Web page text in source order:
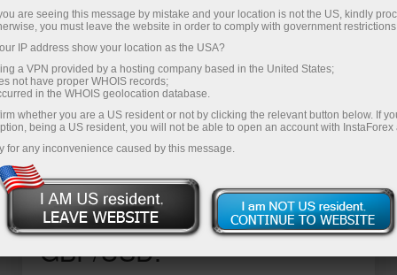
Cách giao dịch cặp tiền tệ GBP/USD
vào ngày 12 tháng 5? Mẹo đơn giản và
phân tích giao dịch cho người mới bắt
đầu
Phân tích các giao dịch ngày thứ
Hai:
BIỂU ĐỒ 1 GIỜ CẶP
GBP/USD:
are seeing this message by mistake and your location is not the US, kindly
you must leave the website in order to comply with government
IP address show your location as the USA?
a VPN provided by a hosting company based in the United States;
not have proper WHOIS records;
in the WHOIS geolocation database.
whether you are a US resident or not by clicking the relevant button below. If
being a US resident, you will not be able to open an account with InstaForex
for any inconvenience caused by this message.